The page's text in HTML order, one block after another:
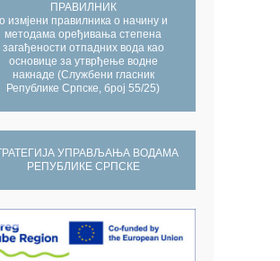
ПРАВИЛНИК
о измјени правилника о начину и
методама оређивања степена
загађености отпадних вода као
основице за утврђење водне
накнаде (Службени гласник
Републике Српске, број 55/25)
УПРАВЉАЊА ВОДАМА
РЕПУБЛИКЕ СРПСКЕ